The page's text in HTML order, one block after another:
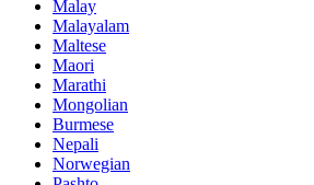
Malay
Malayalam
Maltese
Maori
Marathi
Mongolian
Burmese
Nepali
Norwegian